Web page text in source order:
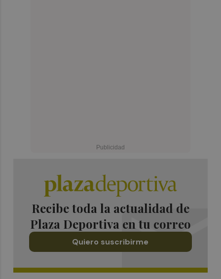
Recibe toda la actualidad de
Plaza Deportiva en tu correo
Quiero suscribirme